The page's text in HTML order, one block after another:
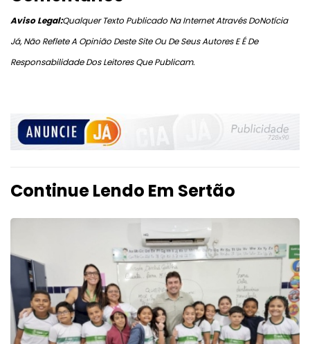
Aviso Legal:Qualquer Texto Publicado Na Internet Através DoNotícia
Já, Não Reflete A Opinião Deste Site Ou De Seus Autores E É De
Responsabilidade Dos Leitores Que Publicam.
Continue Lendo Em Sertão